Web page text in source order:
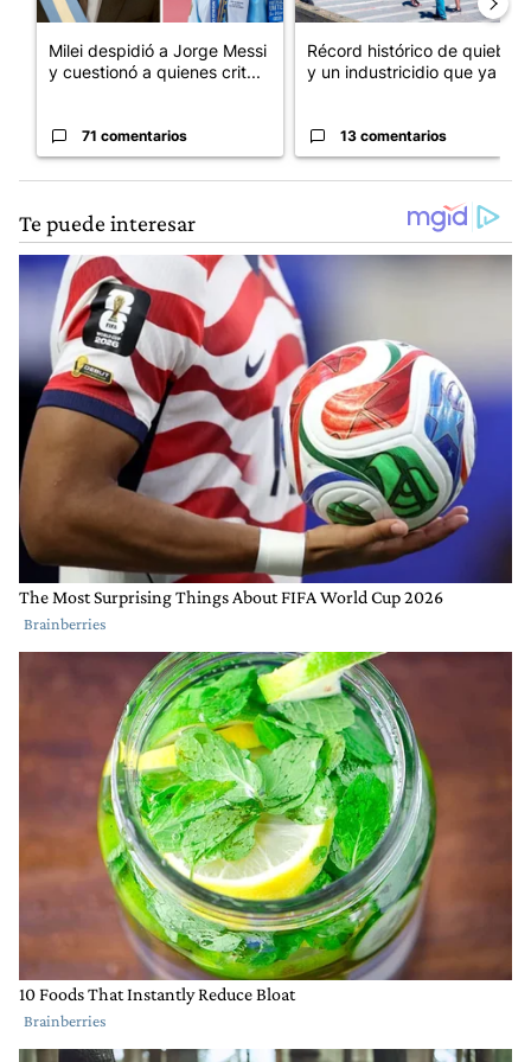
Milei despidió a Jorge Messi
y cuestionó a quienes crit...
71 comentarios
Récord histórico de quiebras
y un industricidio que ya ...
13 comentarios